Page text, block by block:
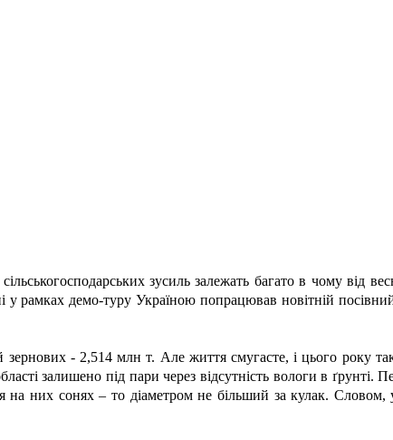
зусиль залежать багато в чому від
рамках демо-туру Україною попрацював новітній
- 2,514 млн т. Але життя смугасте, і цього року
залишено під пари через відсутність вологи в ґрунті.
них сонях – то діаметром не більший за кулак. Словом,